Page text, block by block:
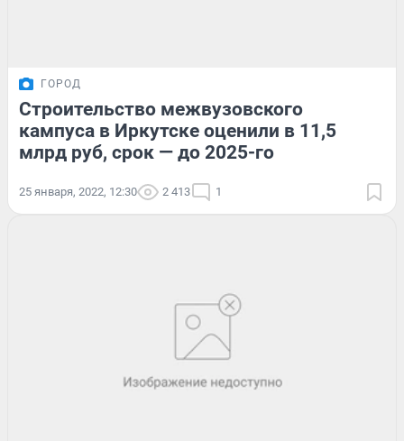
ГОРОД
Строительство межвузовского
кампуса в Иркутске оценили в 11,5
млрд руб, срок — до 2025-го
25 января, 2022, 12:30 2 413 1